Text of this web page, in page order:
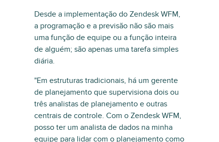
Desde a implementação do Zendesk WFM,
a programação e a previsão não são mais
uma função de equipe ou a função inteira
de alguém; são apenas uma tarefa simples
diária.
"Em estruturas tradicionais, há um gerente
de planejamento que supervisiona dois ou
três analistas de planejamento e outras
centrais de controle. Com o Zendesk WFM,
posso ter um analista de dados na minha
equipe para lidar com o planejamento como